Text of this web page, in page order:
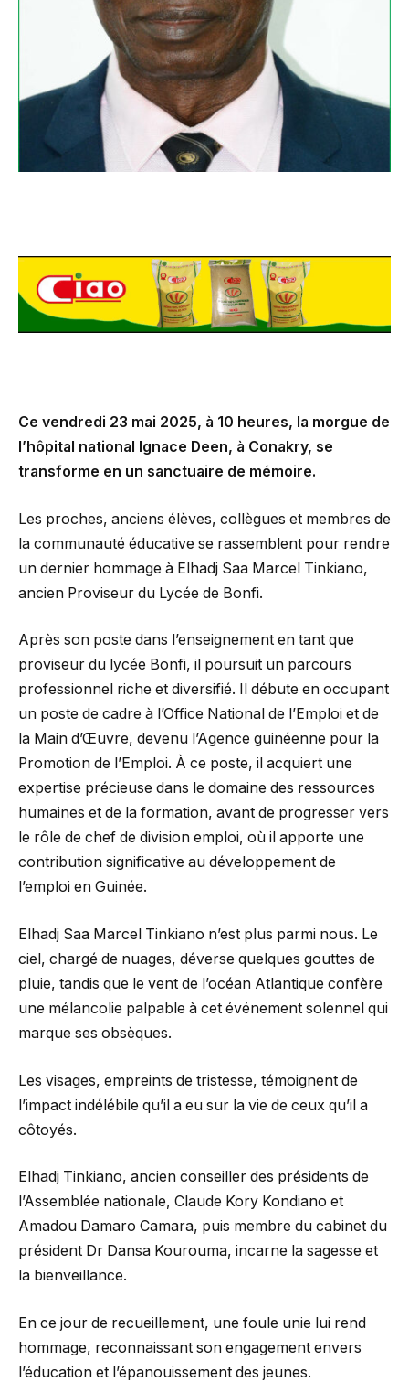
Ce vendredi 23 mai 2025, à 10 heures, la morgue de
l’hôpital national Ignace Deen, à Conakry, se
transforme en un sanctuaire de mémoire.
Les proches, anciens élèves, collègues et membres de
la communauté éducative se rassemblent pour rendre
un dernier hommage à Elhadj Saa Marcel Tinkiano,
ancien Proviseur du Lycée de Bonfi.
Après son poste dans l’enseignement en tant que
proviseur du lycée Bonfi, il poursuit un parcours
professionnel riche et diversifié. Il débute en occupant
un poste de cadre à l’Office National de l’Emploi et de
la Main d’Œuvre, devenu l’Agence guinéenne pour la
Promotion de l’Emploi. À ce poste, il acquiert une
expertise précieuse dans le domaine des ressources
humaines et de la formation, avant de progresser vers
le rôle de chef de division emploi, où il apporte une
contribution significative au développement de
l’emploi en Guinée.
Elhadj Saa Marcel Tinkiano n’est plus parmi nous. Le
ciel, chargé de nuages, déverse quelques gouttes de
pluie, tandis que le vent de l’océan Atlantique confère
une mélancolie palpable à cet événement solennel qui
marque ses obsèques.
Les visages, empreints de tristesse, témoignent de
l’impact indélébile qu’il a eu sur la vie de ceux qu’il a
côtoyés.
Elhadj Tinkiano, ancien conseiller des présidents de
l’Assemblée nationale, Claude Kory Kondiano et
Amadou Damaro Camara, puis membre du cabinet du
président Dr Dansa Kourouma, incarne la sagesse et
la bienveillance.
En ce jour de recueillement, une foule unie lui rend
hommage, reconnaissant son engagement envers
l’éducation et l’épanouissement des jeunes.